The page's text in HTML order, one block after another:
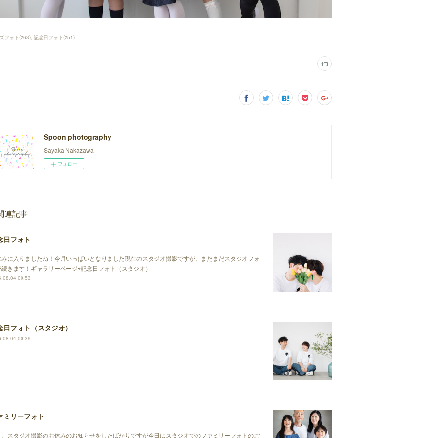
フォト(263) 記念日フォト(251)
Spoon photography
Sayaka Nakazawa
フォロー
連記事
日フォト
に入りましたね！今月いっぱいとなりました現在のスタジオ撮影ですが、まだまだスタジオフォ
きます！ギャラリーページ⇨記念日フォト（スタジオ）
00:53
日フォト（スタジオ）
00:39
ミリーフォト
、スタジオ撮影のお休みのお知らせをしたばかりですが今日はスタジオでのファミリーフォトのご